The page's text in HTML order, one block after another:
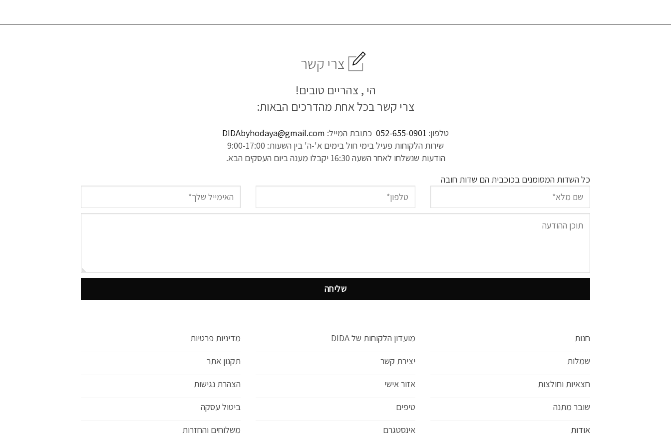
צרי קשר
הי , צהריים טובים!
צרי קשר בכל אחת מהדרכים הבאות:
טלפון: 052-655-0901 כתובת המייל: DIDAbyhodaya@gmail.com
שירות הלקוחות פעיל בימי חול בימים א'-ה' בין השעות: 9:00-17:00
הודעות שנשלחו לאחר השעה 16:30 יקבלו מענה ביום העסקים הבא.
כל השדות המסומנים בכוכבית הם שדות חובה
חנות
שמלות
חצאיות וחולצות
שובר מתנה
אודות
מועדון הלקוחות של DIDA
יצירת קשר
אזור אישי
טיפים
אינסטגרם
מדיניות פרטיות
תקנון אתר
הצהרת נגישות
ביטול עסקה
משלוחים והחזרות